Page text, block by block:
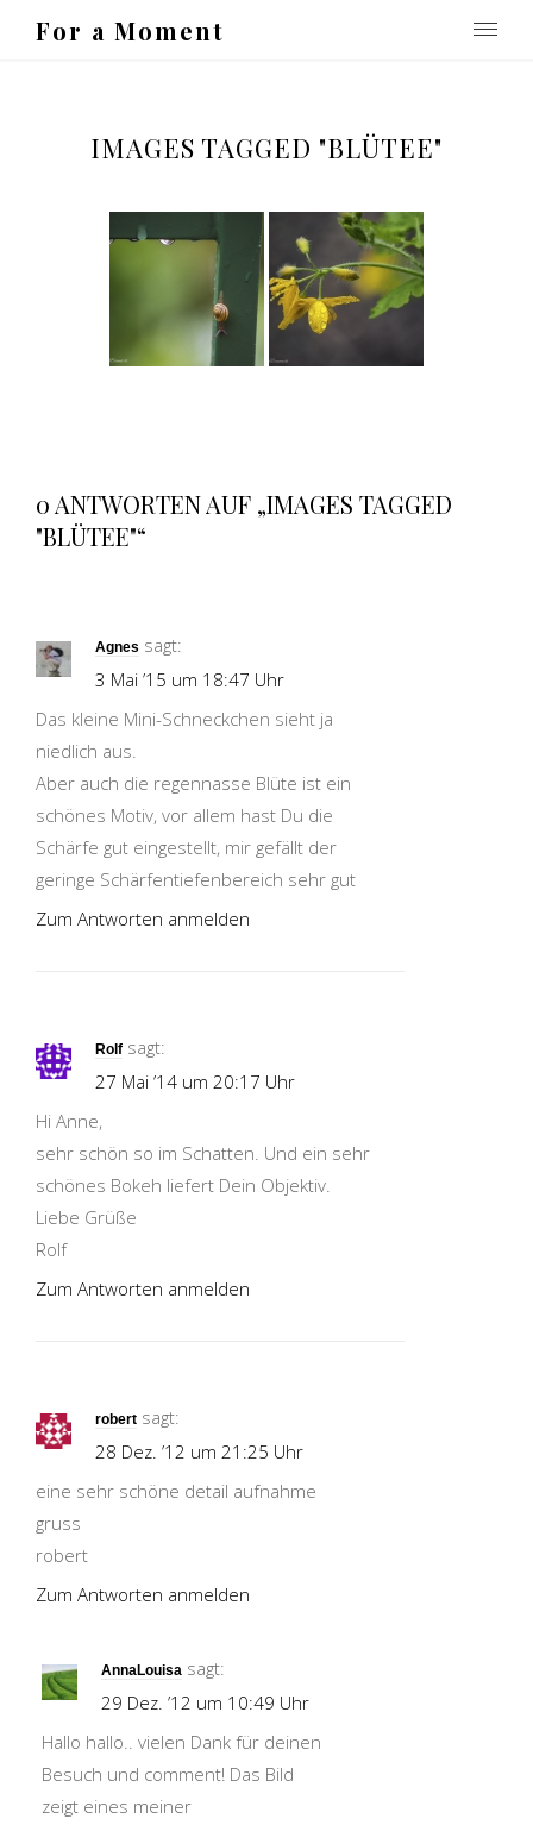
For a Moment
IMAGES TAGGED "BLÜTEE"
0 ANTWORTEN AUF „IMAGES TAGGED
"BLÜTEE"“
Agnes sagt:
3 Mai ’15 um 18:47 Uhr
Das kleine Mini-Schneckchen sieht ja
niedlich aus.
Aber auch die regennasse Blüte ist ein
schönes Motiv, vor allem hast Du die
Schärfe gut eingestellt, mir gefällt der
geringe Schärfentiefenbereich sehr gut
Zum Antworten anmelden
Rolf sagt:
27 Mai ’14 um 20:17 Uhr
Hi Anne,
sehr schön so im Schatten. Und ein sehr
schönes Bokeh liefert Dein Objektiv.
Liebe Grüße
Rolf
Zum Antworten anmelden
robert sagt:
28 Dez. ’12 um 21:25 Uhr
eine sehr schöne detail aufnahme
gruss
robert
Zum Antworten anmelden
AnnaLouisa sagt:
29 Dez. ’12 um 10:49 Uhr
Hallo hallo.. vielen Dank für deinen
Besuch und comment! Das Bild
zeigt eines meiner